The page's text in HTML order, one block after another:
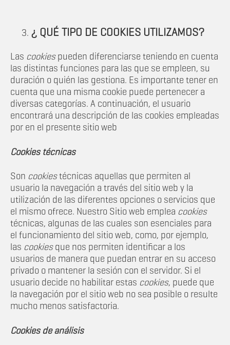
¿ QUÉ TIPO DE COOKIES UTILIZAMOS?
Las cookiespueden diferenciarse teniendo en cuenta
las distintas funciones para las que se empleen, su
duración o quién las gestiona. Es importante tener en
cuenta que una misma cookie puede pertenecer a
diversas categorías. A continuación, el usuario
encontrará una descripción de las cookies empleadas
por en el presente sitio web
Cookies técnicas
Son cookiestécnicas aquellas que permiten al
usuario la navegación a través del sitio web y la
utilización de las diferentes opciones o servicios que
el mismo ofrece. Nuestro Sitio web emplea cookies
técnicas, algunas de las cuales son esenciales para
el funcionamiento del sitio web, como, por ejemplo,
las cookiesque nos permiten identificar a los
usuarios de manera que puedan entrar en su acceso
privado o mantener la sesión con el servidor. Si el
usuario decide no habilitar estas cookies, puede que
la navegación por el sitio web no sea posible o resulte
mucho menos satisfactoria.
Cookies de análisis